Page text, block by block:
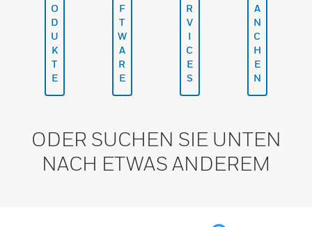
O
D
U
K
T
E
F
T
W
A
R
E
R
V
I
C
E
S
A
N
C
H
E
N
ODER SUCHEN SIE UNTEN
NACH ETWAS ANDEREM